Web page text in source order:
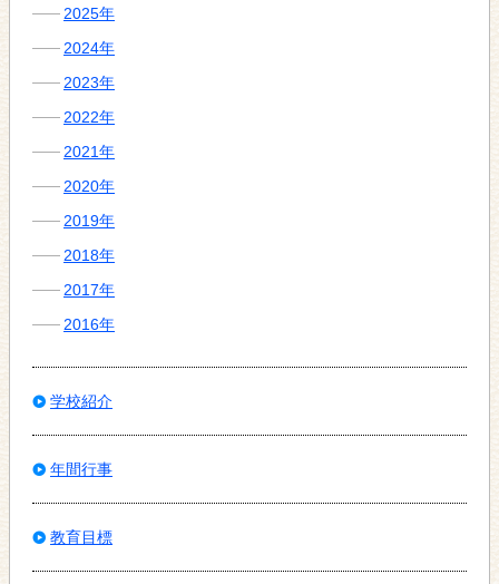
2025年
2024年
2023年
2022年
2021年
2020年
2019年
2018年
2017年
2016年
学校紹介
年間行事
教育目標